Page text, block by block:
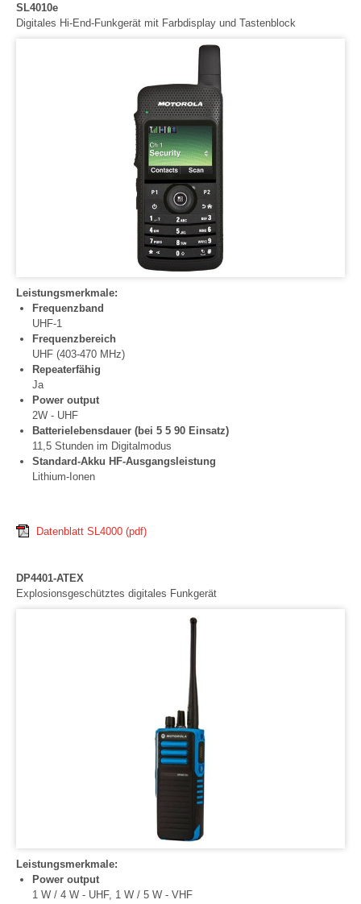
SL4010e
Digitales Hi-End-Funkgerät mit Farbdisplay und Tastenblock
Leistungsmerkmale:
Frequenzband
UHF-1
Frequenzbereich
UHF (403-470 MHz)
Repeaterfähig
Ja
Power output
2W - UHF
Batterielebensdauer (bei 5 5 90 Einsatz)
11,5 Stunden im Digitalmodus
Standard-Akku HF-Ausgangsleistung
Lithium-Ionen
Datenblatt SL4000 (pdf)
DP4401-ATEX
Explosionsgeschütztes digitales Funkgerät
Leistungsmerkmale:
Power output
1 W / 4 W - UHF, 1 W / 5 W - VHF